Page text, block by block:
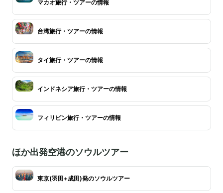
マカオ旅行・ツアーの情報
台湾旅行・ツアーの情報
タイ旅行・ツアーの情報
インドネシア旅行・ツアーの情報
フィリピン旅行・ツアーの情報
ほか出発空港のソウルツアー
東京(羽田+成田)発のソウルツアー